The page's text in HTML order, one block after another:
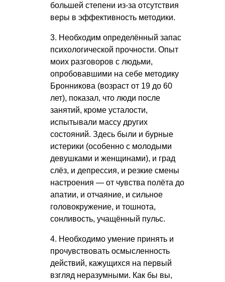
большей степени из-за отсутствия
веры в эффективность методики.
3. Необходим определённый запас
психологической прочности. Опыт
моих разговоров с людьми,
опробовавшими на себе методику
Бронникова (возраст от 19 до 60
лет), показал, что люди после
занятий, кроме усталости,
испытывали массу других
состояний. Здесь были и бурные
истерики (особенно с молодыми
девушками и женщинами), и град
слёз, и депрессия, и резкие смены
настроения — от чувства полёта до
апатии, и отчаяние, и сильное
головокружение, и тошнота,
сонливость, учащённый пульс.
4. Необходимо умение принять и
прочувствовать осмысленность
действий, кажущихся на первый
взгляд неразумными. Как бы вы,